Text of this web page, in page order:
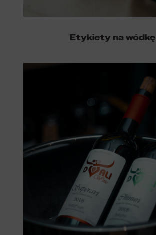
Etykiety na wódkę